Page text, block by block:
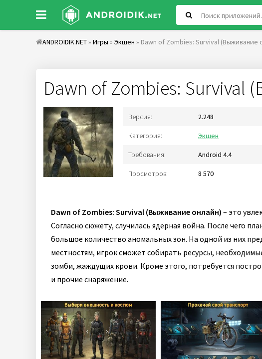
ANDROIDIK.NET » Игры » Экшен » Dawn of Zombies: Survival (Выживание
Dawn of Zombies: Survival
Версия: 2.248
Категория: Экшен
Требования: Android 4.4
Просмотров: 8 570
Dawn of Zombies: Survival (Выживание онлайн) – это
Согласно сюжету, случилась ядерная война. После чего
большое количество аномальных зон. На одной из них
местностям, игрок сможет собирать ресурсы,
зомби, жаждущих крови. Кроме этого, потребуется
и прочие снаряжение.